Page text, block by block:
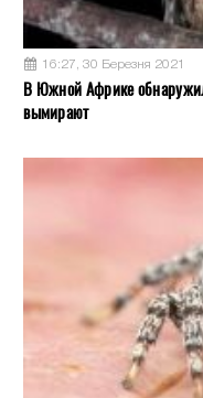
16:27, 30 Березня 2021
В Южной Африке
вымирают